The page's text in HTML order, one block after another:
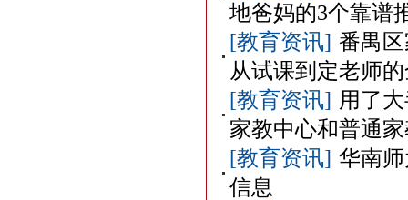
地爸妈的3个靠谱
[教育资讯] 番禺
从试课到定老师
[教育资讯] 用了
家教中心和普通
[教育资讯] 华南
信息